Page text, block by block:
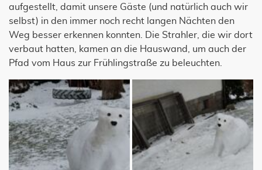
aufgestellt, damit unsere Gäste (und natürlich auch wir
selbst) in den immer noch recht langen Nächten den
Weg besser erkennen konnten. Die Strahler, die wir dort
verbaut hatten, kamen an die Hauswand, um auch der
Pfad vom Haus zur Frühlingstraße zu beleuchten.